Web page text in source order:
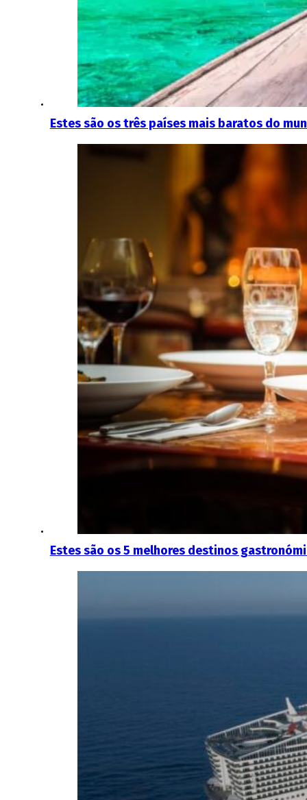
Estes são os três países mais baratos do
Estes são os 5 melhores destinos